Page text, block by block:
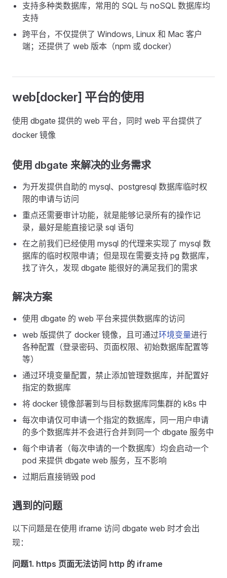
支持多种类数据库，常用的 SQL 与 noSQL 数据库均
支持
跨平台，不仅提供了 Windows, Linux 和 Mac 客户
端；还提供了 web 版本（npm 或 docker）
web[docker] 平台的使用
使用 dbgate 提供的 web 平台，同时 web 平台提供了
docker 镜像
使用 dbgate 来解决的业务需求
为开发提供自助的 mysql、postgresql 数据库临时权
限的申请与访问
重点还需要审计功能，就是能够记录所有的操作记
录，最好是能直接记录 sql 语句
在之前我们已经使用 mysql 的代理来实现了 mysql 数
据库的临时权限申请；但是现在需要支持 pg 数据库，
找了许久，发现 dbgate 能很好的满足我们的需求
解决方案
使用 dbgate 的 web 平台来提供数据库的访问
web 版提供了 docker 镜像，且可通过环境变量进行
各种配置（登录密码、页面权限、初始数据库配置等
等）
通过环境变量配置，禁止添加管理数据库，并配置好
指定的数据库
将 docker 镜像部署到与目标数据库同集群的 k8s 中
每次申请仅可申请一个指定的数据库，同一用户申请
的多个数据库并不会进行合并到同一个 dbgate 服务中
每个申请者（每次申请的一个数据库）均会启动一个
pod 来提供 dbgate web 服务，互不影响
过期后直接销毁 pod
遇到的问题
以下问题是在使用 iframe 访问 dbgate web 时才会出
现：
问题1. https 页面无法访问 http 的 iframe